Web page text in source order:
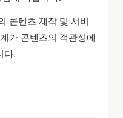
콘텐츠 제작 및 서비
가 콘텐츠의 객관성에
다.